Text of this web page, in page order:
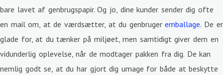
bare lavet af genbrugspapir. Og jo, dine kunder sender dig ofte
en mail om, at de værdsætter, at du genbrugeremballage. De er
glade for, at du tænker på miljøet, men samtidigt giver dem en
vidunderlig oplevelse, når de modtager pakken fra dig. De kan
nemlig godt se, at du har gjort dig umage for både at beskytte